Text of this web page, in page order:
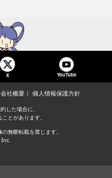
X YouTube
会社概要 個人情報保護方針
した場合に、
とがあります。
無断転載を禁じます。